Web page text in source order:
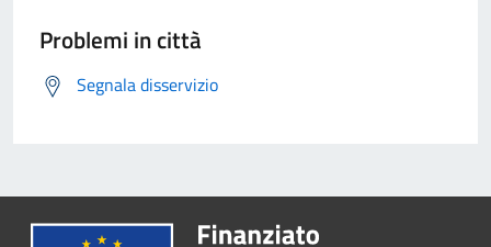
Problemi in città
Segnala disservizio